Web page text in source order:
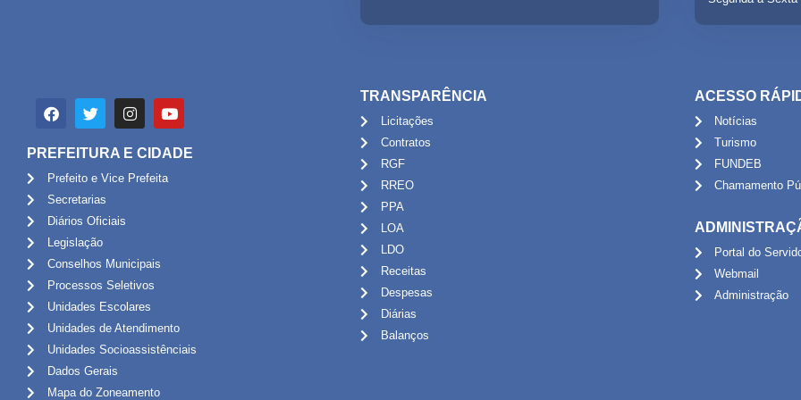
PREFEITURA E CIDADE
Prefeito e Vice Prefeita
Secretarias
Diários Oficiais
Legislação
Conselhos Municipais
Processos Seletivos
Unidades Escolares
Unidades de Atendimento
Unidades Socioassistênciais
Dados Gerais
Mapa do Zoneamento
TRANSPARÊNCIA
Licitações
Contratos
RGF
RREO
PPA
LOA
LDO
Receitas
Despesas
Diárias
Balanços
ACESSO
Notícias
Turismo
FUNDEB
Chamamento
Portal do
Webmail
Administração